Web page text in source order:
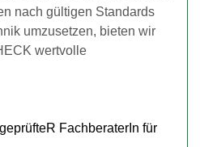
nach gültigen Standards
umzusetzen, bieten wir
wertvolle
FachberaterIn für